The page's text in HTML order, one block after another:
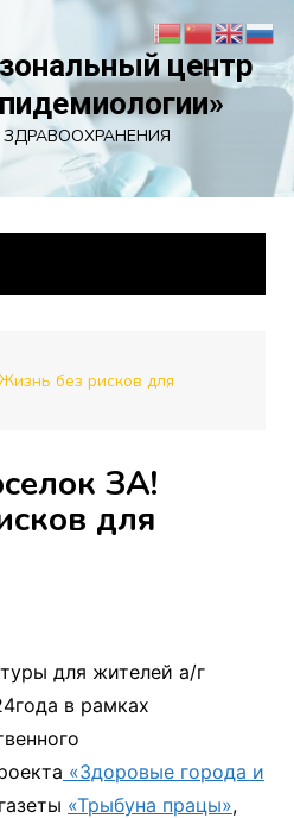
центр
без рисков для
ЗА!
для
для жителей а/г
в рамках
«Здоровые города и
«Трыбуна працы»,